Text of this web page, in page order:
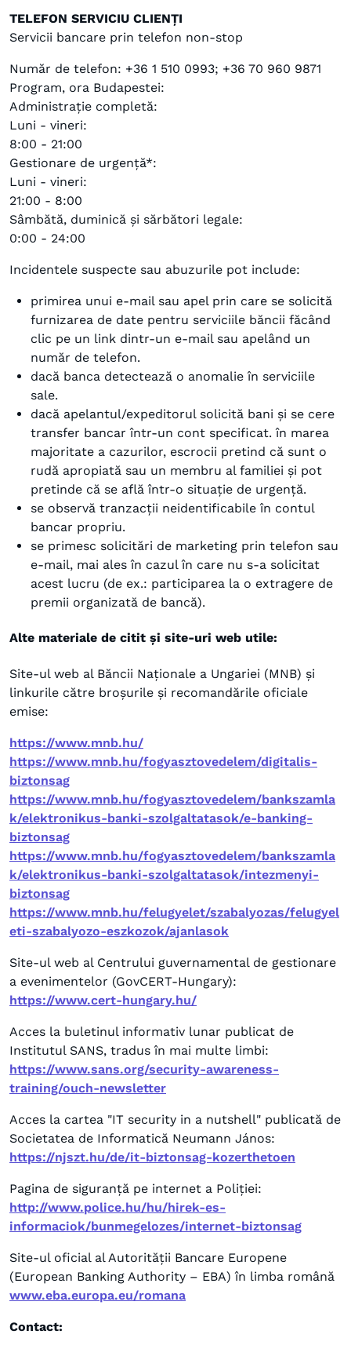
TELEFON SERVICIU CLIENȚI
Servicii bancare prin telefon non-stop
Număr de telefon: +36 1 510 0993; +36 70 960 9871
Program, ora Budapestei:
Administrație completă:
Luni - vineri:
8:00 - 21:00
Gestionare de urgență*:
Luni - vineri:
21:00 - 8:00
Sâmbătă, duminică și sărbători legale:
0:00 - 24:00
Incidentele suspecte sau abuzurile pot include:
primirea unui e-mail sau apel prin care se solicită
furnizarea de date pentru serviciile băncii făcând
clic pe un link dintr-un e-mail sau apelând un
număr de telefon.
dacă banca detectează o anomalie în serviciile
sale.
dacă apelantul/expeditorul solicită bani și se cere
transfer bancar într-un cont specificat. în marea
majoritate a cazurilor, escrocii pretind că sunt o
rudă apropiată sau un membru al familiei și pot
pretinde că se află într-o situație de urgență.
se observă tranzacții neidentificabile în contul
bancar propriu.
se primesc solicitări de marketing prin telefon sau
e-mail, mai ales în cazul în care nu s-a solicitat
acest lucru (de ex.: participarea la o extragere de
premii organizată de bancă).
Alte materiale de citit și site-uri web utile:
Site-ul web al Băncii Naționale a Ungariei (MNB) și
linkurile către broșurile și recomandările oficiale
emise:
https://www.mnb.hu/
https://www.mnb.hu/fogyasztovedelem/digitalis-
biztonsag
https://www.mnb.hu/fogyasztovedelem/bankszamla
k/elektronikus-banki-szolgaltatasok/e-banking-
biztonsag
https://www.mnb.hu/fogyasztovedelem/bankszamla
k/elektronikus-banki-szolgaltatasok/intezmenyi-
biztonsag
https://www.mnb.hu/felugyelet/szabalyozas/felugyel
eti-szabalyozo-eszkozok/ajanlasok
Site-ul web al Centrului guvernamental de gestionare
a evenimentelor (GovCERT-Hungary):
https://www.cert-hungary.hu/
Acces la buletinul informativ lunar publicat de
Institutul SANS, tradus în mai multe limbi:
https://www.sans.org/security-awareness-
training/ouch-newsletter
Acces la cartea "IT security in a nutshell" publicată de
Societatea de Informatică Neumann János:
https://njszt.hu/de/it-biztonsag-kozerthetoen
Pagina de siguranță pe internet a Poliției:
http://www.police.hu/hu/hirek-es-
informaciok/bunmegelozes/internet-biztonsag
Site-ul oficial al Autorității Bancare Europene
(European Banking Authority – EBA) în limba română
www.eba.europa.eu/romana
Contact: